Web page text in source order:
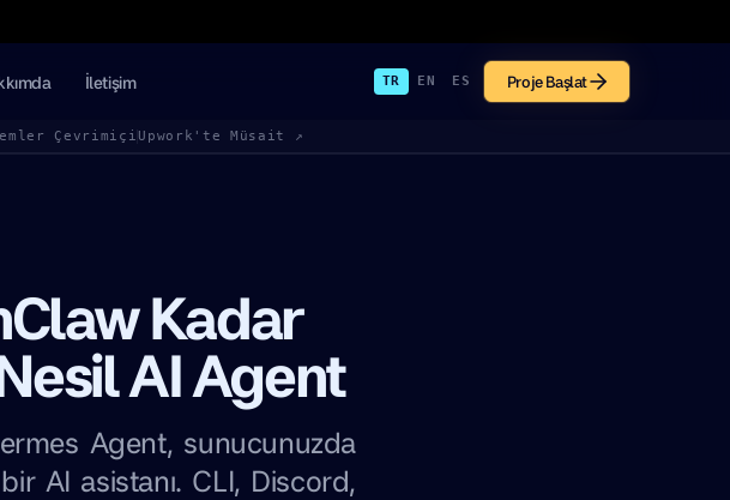
İletişim TR EN ES Proje Başlat
Çevrimiçi Upwork'te Müsait ↗
Kadar
AI Agent
Agent, sunucunuzda
AI asistanı. CLI, Discord,